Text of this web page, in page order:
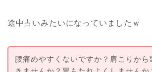
途中占いみたいになっていましたｗ
腰痛めやすくないですか？肩こりから